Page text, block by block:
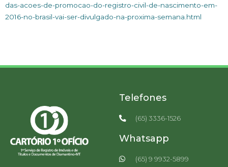
das-acoes-de-promocao-do-registro-civil-de-nascimento-em-
2016-no-brasil-vai-ser-divulgado-na-proxima-semana.html
Telefones
(65) 3336-1526
Whatsapp
(65) 9 9932-5899